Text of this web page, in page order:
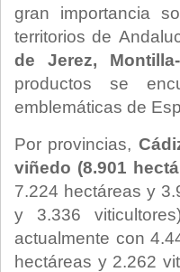
gran importancia
territorios de
de Jerez,
productos se
emblemáticas de
Por provincias,
viñedo (8.901
7.224 hectáreas y
y 3.336
actualmente con
hectáreas y 2.262